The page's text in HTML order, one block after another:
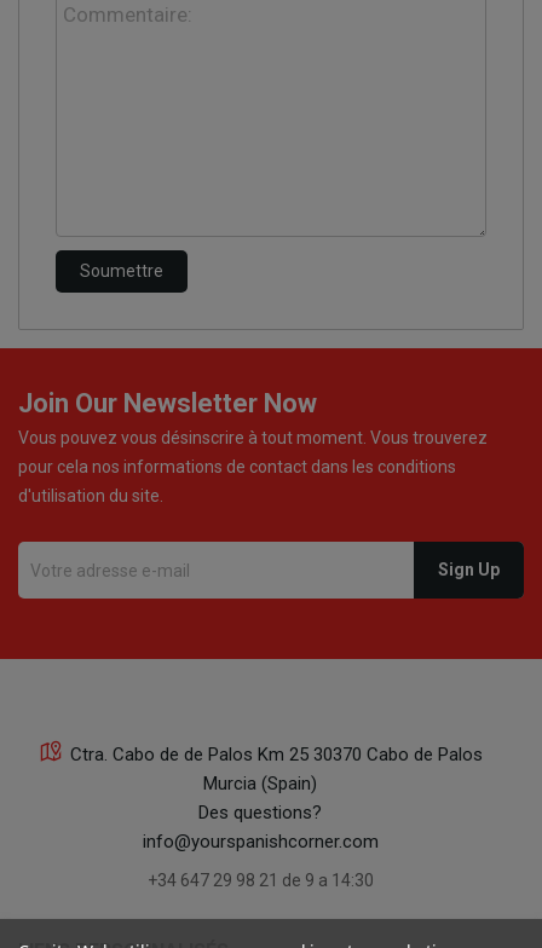
Join Our Newsletter Now
Vous pouvez vous désinscrire à tout moment. Vous trouverez
pour cela nos informations de contact dans les conditions
d'utilisation du site.
Ctra. Cabo de de Palos Km 25 30370 Cabo de Palos
Murcia (Spain)
Des questions?
info@yourspanishcorner.com
+34 647 29 98 21 de 9 a 14:30